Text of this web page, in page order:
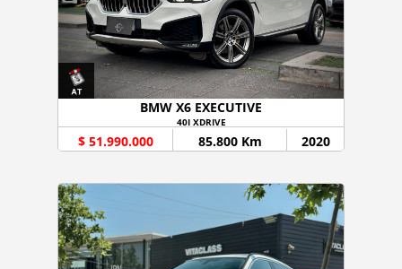
BMW X6 EXECUTIVE
40I XDRIVE
$ 51.990.000 85.800 Km 2020